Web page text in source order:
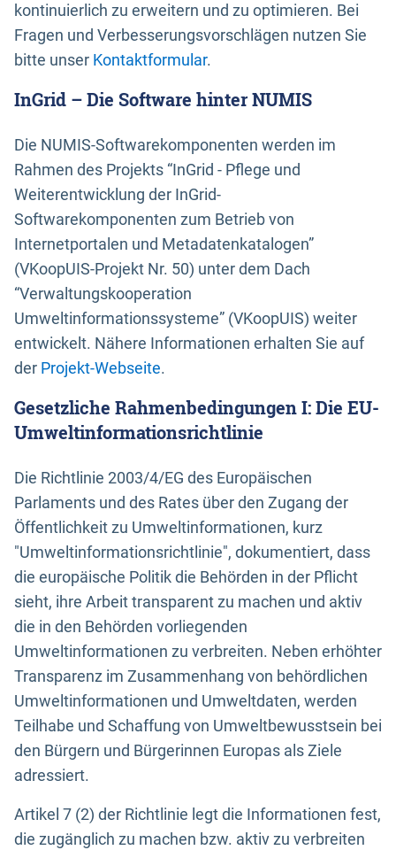
kontinuierlich zu erweitern und zu optimieren. Bei
Fragen und Verbesserungsvorschlägen nutzen Sie
bitte unser Kontaktformular.
InGrid – Die Software hinter NUMIS
Die NUMIS-Softwarekomponenten werden im
Rahmen des Projekts “InGrid - Pflege und
Weiterentwicklung der InGrid-
Softwarekomponenten zum Betrieb von
Internetportalen und Metadatenkatalogen”
(VKoopUIS-Projekt Nr. 50) unter dem Dach
“Verwaltungskooperation
Umweltinformationssysteme” (VKoopUIS) weiter
entwickelt. Nähere Informationen erhalten Sie auf
der Projekt-Webseite.
Gesetzliche Rahmenbedingungen I: Die EU-
Umweltinformationsrichtlinie
Die Richtlinie 2003/4/EG des Europäischen
Parlaments und des Rates über den Zugang der
Öffentlichkeit zu Umweltinformationen, kurz
"Umweltinformationsrichtlinie", dokumentiert, dass
die europäische Politik die Behörden in der Pflicht
sieht, ihre Arbeit transparent zu machen und aktiv
die in den Behörden vorliegenden
Umweltinformationen zu verbreiten. Neben erhöhter
Transparenz im Zusammenhang von behördlichen
Umweltinformationen und Umweltdaten, werden
Teilhabe und Schaffung von Umweltbewusstsein bei
den Bürgern und Bürgerinnen Europas als Ziele
adressiert.
Artikel 7 (2) der Richtlinie legt die Informationen fest,
die zugänglich zu machen bzw. aktiv zu verbreiten